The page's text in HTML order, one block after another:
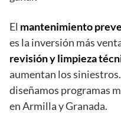
El mantenimiento
es la inversión más
revisión y limpieza
aumentan los
diseñamos programas
en Armilla y Granada.